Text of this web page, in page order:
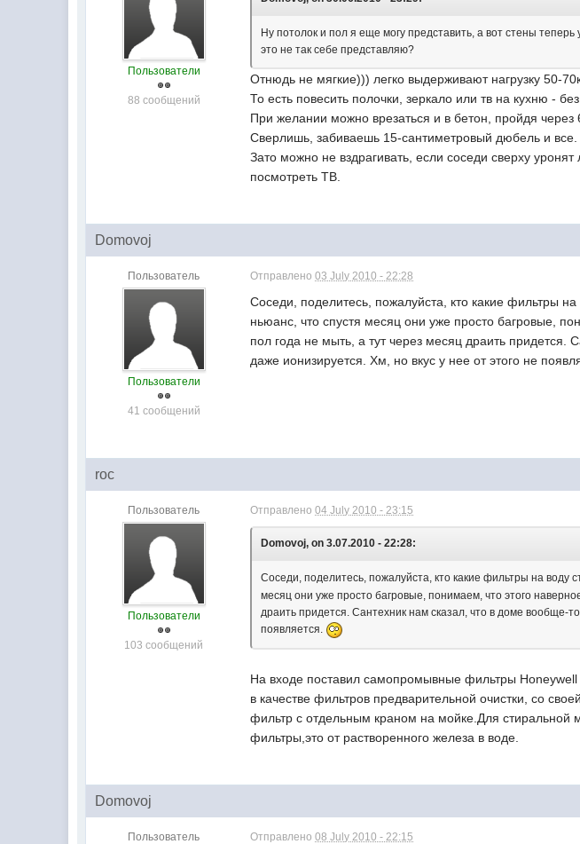
Пользователи
88 сообщений
Ну потолок и пол я еще могу представить, а вот стены
это не так себе представляю?
Отнюдь не мягкие))) легко выдерживают нагрузку 50-
То есть повесить полочки, зеркало или тв на кухню -
При желании можно врезаться и в бетон, пройдя через
Сверлишь, забиваешь 15-сантиметровый дюбель и все.
Зато можно не вздрагивать, если соседи сверху
посмотреть ТВ.
Domovoj
Пользователь
Пользователи
41 сообщений
Отправлено03 July 2010 - 22:28
Соседи, поделитесь, пожалуйста, кто какие фильтры на
ньюанс, что спустя месяц они уже просто багровые,
пол года не мыть, а тут через месяц драить придется.
даже ионизируется. Хм, но вкус у нее от этого не
roc
Пользователь
Пользователи
103 сообщений
Отправлено04 July 2010 - 23:15
Domovoj, on 3.07.2010 - 22:28:
Соседи, поделитесь, пожалуйста, кто какие фильтры на воду
месяц они уже просто багровые, понимаем, что этого
драить придется. Сантехник нам сказал, что в доме вообще-
появляется.
На входе поставил самопромывные фильтры
в качестве фильтров предварительной очистки, со
фильтр с отдельным краном на мойке.Для стиральной
фильтры,это от растворенного железа в воде.
Domovoj
Пользователь Отправлено08 July 2010 - 22:15